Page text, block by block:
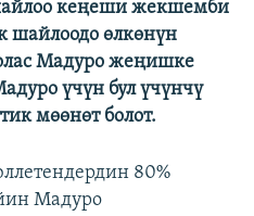
кеңеши жекшемби
шайлоодо өлкөнүн
Мадуро жеңишке
үчүн бул үчүнчү
мөөнөт болот.
80%
Мадуро